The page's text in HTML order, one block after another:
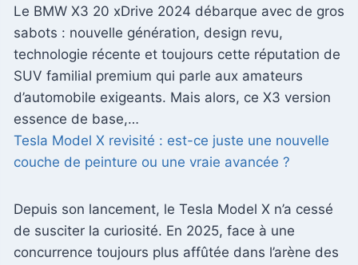
Le BMW X3 20 xDrive 2024 débarque avec de gros
sabots : nouvelle génération, design revu,
technologie récente et toujours cette réputation de
SUV familial premium qui parle aux amateurs
d’automobile exigeants. Mais alors, ce X3 version
essence de base,…
Tesla Model X revisité : est-ce juste une nouvelle
couche de peinture ou une vraie avancée ?
Depuis son lancement, le Tesla Model X n’a cessé
de susciter la curiosité. En 2025, face à une
concurrence toujours plus affûtée dans l’arène des